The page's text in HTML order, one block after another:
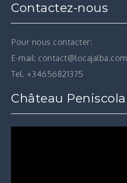
Contactez-nous
Pour nous contacter:
E-mail: contact@locajalba.com
Tel. +34656821375
Château Peniscola